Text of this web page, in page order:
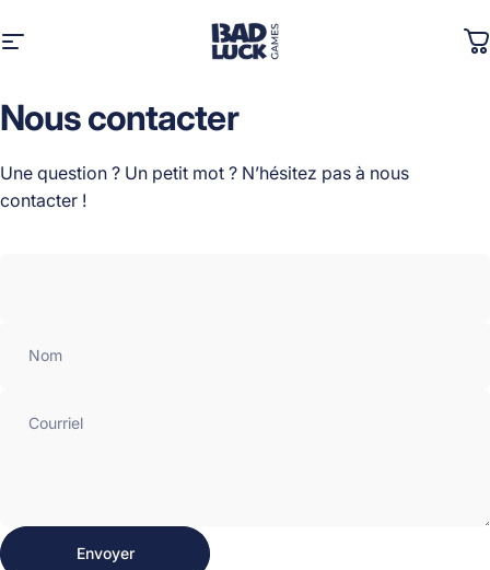
Navigation
Bad Luck Games
Nouscontacter
Une question ? Un petit mot ? N’hésitez pas à nous
contacter !
Nom
Courriel
Message
Envoyer
Envoyer